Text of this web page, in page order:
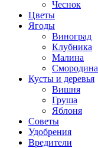
Чеснок
Цветы
Ягоды
Виноград
Клубника
Малина
Смородина
Кусты и деревья
Вишня
Груша
Яблоня
Советы
Удобрения
Вредители